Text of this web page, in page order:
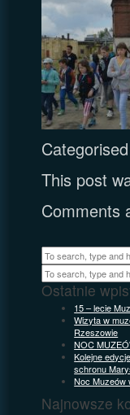
This post
Comments
Ostatnie
15 – lecie
Wizyta w
Rzeszowie
NOC
Kolejne
schronu
Noc Muzeów
Najnowsze